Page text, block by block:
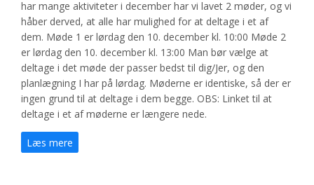
har mange aktiviteter i december har vi lavet 2 møder, og vi
håber derved, at alle har mulighed for at deltage i et af
dem. Møde 1 er lørdag den 10. december kl. 10:00 Møde 2
er lørdag den 10. december kl. 13:00 Man bør vælge at
deltage i det møde der passer bedst til dig/Jer, og den
planlægning I har på lørdag. Møderne er identiske, så der er
ingen grund til at deltage i dem begge. OBS: Linket til at
deltage i et af møderne er længere nede.
Læs mere